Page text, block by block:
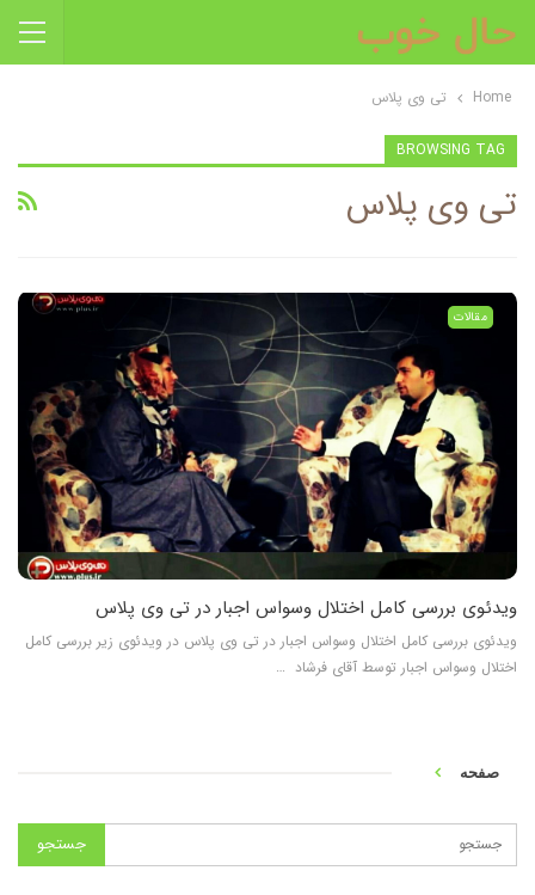
Home تی وی پلاس
BROWSING TAG
تی وی پلاس
مقالات
ویدئوی بررسی کامل اختلال وسواس اجبار در تی وی پلاس
ویدئوی بررسی کامل اختلال وسواس اجبار در تی وی پلاس در ویدئوی زیر بررسی کامل
اختلال وسواس اجبار توسط آقای فرشاد …
صفحه